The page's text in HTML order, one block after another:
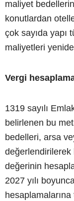
maliyet
konutlardan
çok sayıda yapı
maliyetleri
Vergi
1319 sayılı
belirlenen bu
bedelleri, arsa
değerlendirilerek
değerinin
2027 yılı